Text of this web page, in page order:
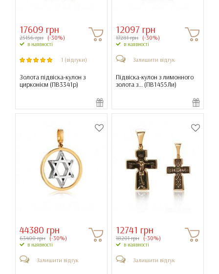
17609 грн
25156 грн (-30%)
в наявності
1 (відгуки)
Золота підвіска-кулон з
цирконієм (ПВ3341р)
12097 грн
17281 грн (-30%)
в наявності
Залишити відгук
Підвіска-кулон з лимонного
золота з... (ПВ1455Ли)
44380 грн
63400 грн (-30%)
в наявності
Залишити відгук
12741 грн
18201 грн (-30%)
в наявності
Залишити відгук